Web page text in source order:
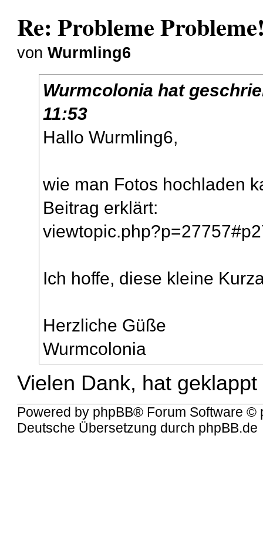
Re: Probleme
vonWurmling6
Wurmcolonia hat
11:53
Hallo Wurmling6,
wie man Fotos hochladen
Beitrag erklärt:
Ich hoffe, diese kleine
Herzliche Güße
Wurmcolonia
Vielen Dank, hat
Powered by phpBB® Forum Software ©
Deutsche Übersetzung durch phpBB.de